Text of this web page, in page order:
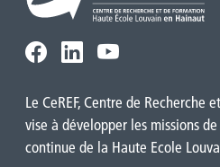
Le CeREF, Centre de Recherche
vise à développer les missions
continue de la Haute Ecole